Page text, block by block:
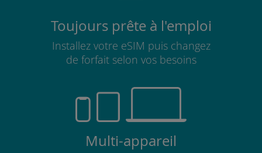
Toujours prête à l'emploi
Installez votre eSIM puis changez
de forfait selon vos besoins
Multi-appareil